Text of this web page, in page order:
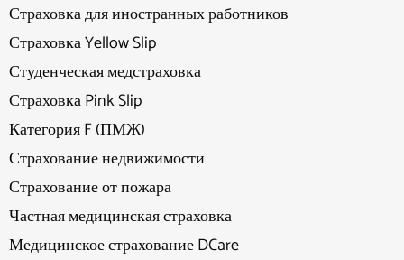
Страховка для иностранных работников
Страховка Yellow Slip
Студенческая медстраховка
Страховка Pink Slip
Категория F (ПМЖ)
Страхование недвижимости
Страхование от пожара
Частная медицинская страховка
Медицинское страхование DCare